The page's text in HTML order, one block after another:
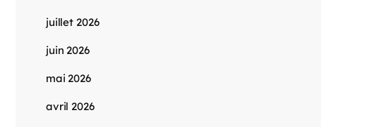
juillet 2026
juin 2026
mai 2026
avril 2026